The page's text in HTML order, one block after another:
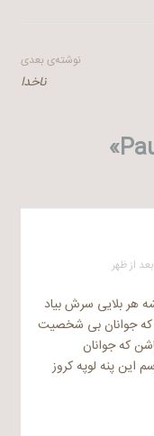
نوشته‌ی بعدی
ناخدا
»
هر بلایی سرش بیاد
که جوانان بی شخصیت
که جوانان
پنه لوپه کروز